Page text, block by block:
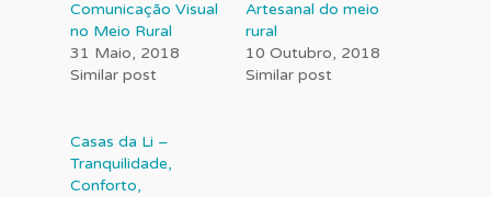
Comunicação Visual
no Meio Rural
31 Maio, 2018
Similar post
Artesanal do meio
rural
10 Outubro, 2018
Similar post
Casas da Li –
Tranquilidade,
Conforto,